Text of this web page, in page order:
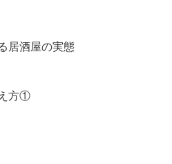
居酒屋の実態
方①